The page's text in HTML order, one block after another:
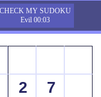
CHECK MY SUDOKU
Evil 00:03
2
7